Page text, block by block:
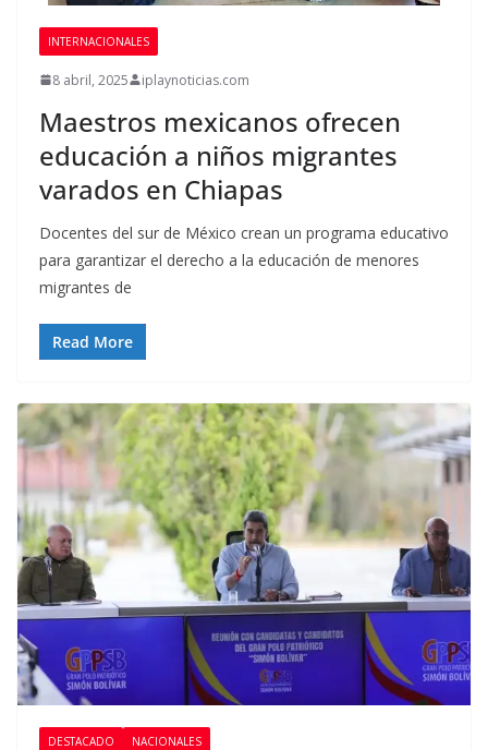
INTERNACIONALES
8 abril, 2025 iplaynoticias.com
Maestros mexicanos ofrecen
educación a niños migrantes
varados en Chiapas
Docentes del sur de México crean un programa educativo
para garantizar el derecho a la educación de menores
migrantes de
Read More
DESTACADO NACIONALES